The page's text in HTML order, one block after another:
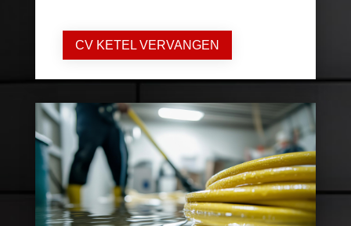
CV KETEL VERVANGEN